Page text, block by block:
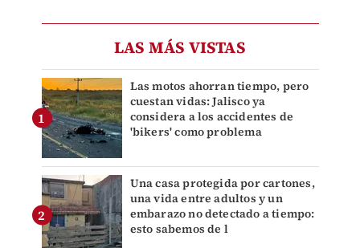
LAS MÁS VISTAS
Las motos ahorran tiempo, pero
cuestan vidas: Jalisco ya
considera a los accidentes de
'bikers' como problema
Una casa protegida por cartones,
una vida entre adultos y un
embarazo no detectado a tiempo:
esto sabemos de l